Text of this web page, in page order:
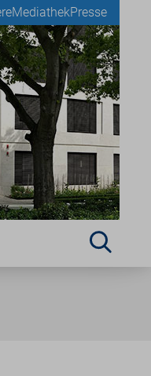
MediathekPresse